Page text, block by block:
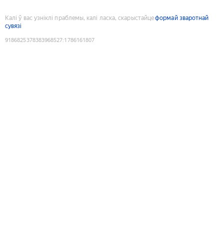
Калі ў вас узніклі праблемы, калі ласка, скарыстайцеформай зваротнай
сувязі
9186825378383968527:1786161807